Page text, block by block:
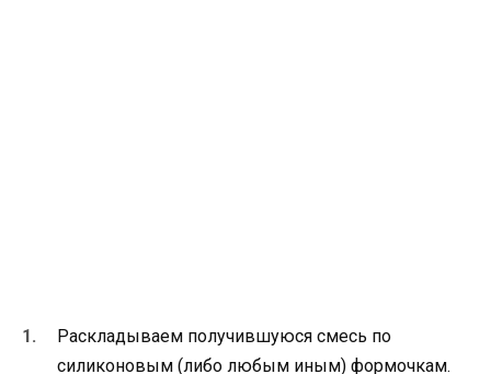
Раскладываем получившуюся смесь по
силиконовым (либо любым иным) формочкам.